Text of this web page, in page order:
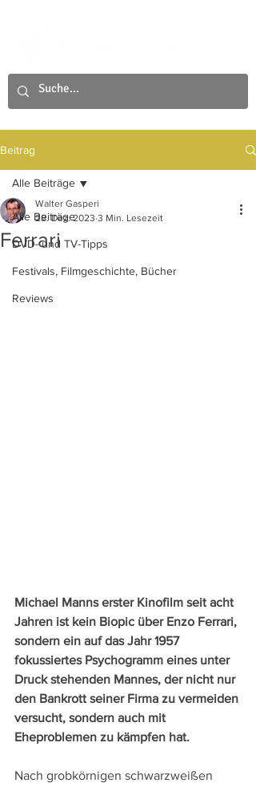
Beitrag
Alle Beiträge
DVD- und TV-Tipps
Festivals, Filmgeschichte, Bücher
Reviews
Alle Beiträge
Ferrari
Walter Gasperi
28. Dez. 2023 3 Min. Lesezeit
Michael Manns erster Kinofilm seit acht
Jahren ist kein Biopic über Enzo Ferrari,
sondern ein auf das Jahr 1957
fokussiertes Psychogramm eines unter
Druck stehenden Mannes, der nicht nur
den Bankrott seiner Firma zu vermeiden
versucht, sondern auch mit
Eheproblemen zu kämpfen hat.
Nach grobkörnigen schwarzweißen